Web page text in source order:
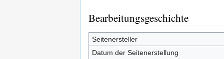
Bearbeitungsgeschichte
Seitenersteller
Datum der Seitenerstellung